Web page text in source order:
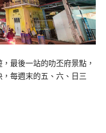
最後一站的叻丕府景點，
每週末的五、六、日三